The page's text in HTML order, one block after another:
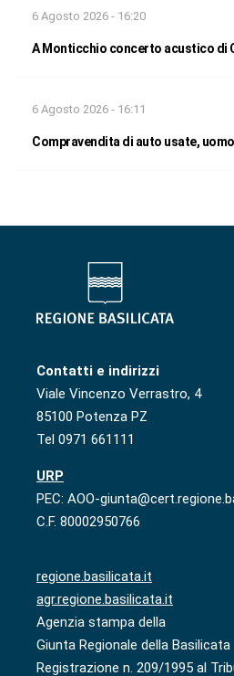
6 Agosto 2026 - 16:20
A Monticchio concerto acustico di
6 Agosto 2026 - 16:11
Compravendita di auto usate,
Contatti e indirizzi
Viale Vincenzo Verrastro, 4
85100 Potenza PZ
Tel 0971 661111
URP
PEC: AOO-
C.F. 80002950766
regione.basilicata.it
agr.regione.basilicata.it
Agenzia stampa della
Giunta Regionale della Basilicata
Registrazione n. 209/1995 al